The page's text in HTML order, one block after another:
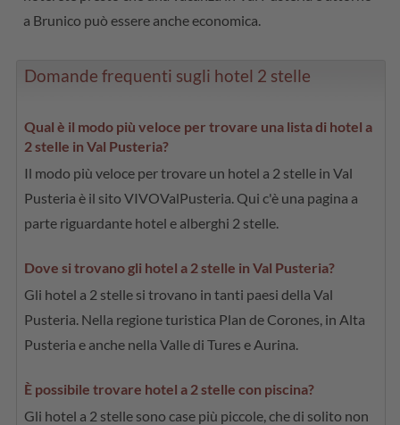
a Brunico può essere anche economica.
Domande frequenti sugli hotel 2 stelle
Qual è il modo più veloce per trovare una lista di hotel a
2 stelle in Val Pusteria?
Il modo più veloce per trovare un hotel a 2 stelle in Val
Pusteria è il sito VIVOValPusteria. Qui c'è una pagina a
parte riguardante hotel e alberghi 2 stelle.
Dove si trovano gli hotel a 2 stelle in Val Pusteria?
Gli hotel a 2 stelle si trovano in tanti paesi della Val
Pusteria. Nella regione turistica Plan de Corones, in Alta
Pusteria e anche nella Valle di Tures e Aurina.
È possibile trovare hotel a 2 stelle con piscina?
Gli hotel a 2 stelle sono case più piccole, che di solito non